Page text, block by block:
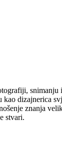
dizajnerica
znanja
stvari.